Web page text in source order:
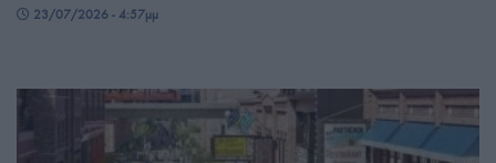
23/07/2026 - 4:57μμ